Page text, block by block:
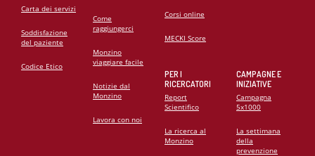
Carta dei servizi
Soddisfazione
del paziente
Codice Etico
Come
raggiungerci
Monzino
viaggiare facile
Notizie dal
Monzino
Lavora con noi
Corsi online
MECKI Score
PER I
RICERCATORI
Report
Scientifico
La ricerca al
Monzino
CAMPAGNE E
INIZIATIVE
Campagna
5x1000
La settimana
della
prevenzione